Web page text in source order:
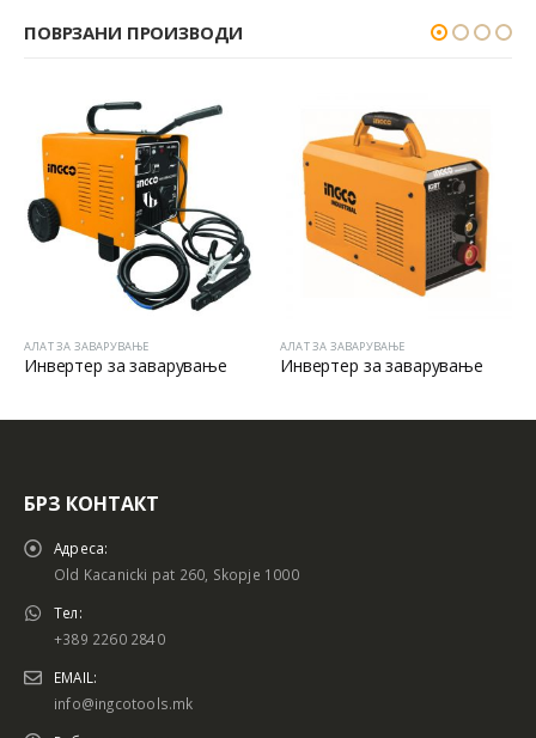
ПОВРЗАНИ ПРОИЗВОДИ
ЗА ЗАВАРУВАЊЕ
за заварување
АЛАТ ЗА ЗАВАРУВАЊЕ
Инвертер за заварување
БРЗ КОНТАКТ
Адреса:
Old Kacanicki pat 260, Skopje 1000
Тел:
+389 2260 2840
EMAIL:
info@ingcotools.mk